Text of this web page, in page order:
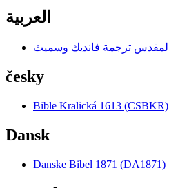
العربية
česky
Bible Kralická 1613 (CSBKR)
Dansk
Danske Bibel 1871 (DA1871)